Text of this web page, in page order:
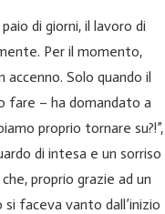
di giorni, il lavoro di
Per il momento,
Solo quando il
fare – ha domandato a
proprio tornare su?!”,
di intesa e un sorriso
proprio grazie ad un
faceva vanto dall’inizio